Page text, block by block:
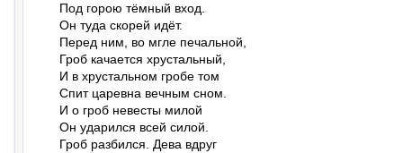
Под горою тёмный вход.
Он туда скорей идёт.
Перед ним, во мгле печальной,
Гроб качается хрустальный,
И в хрустальном гробе том
Спит царевна вечным сном.
И о гроб невесты милой
Он ударился всей силой.
Гроб разбился. Дева вдруг